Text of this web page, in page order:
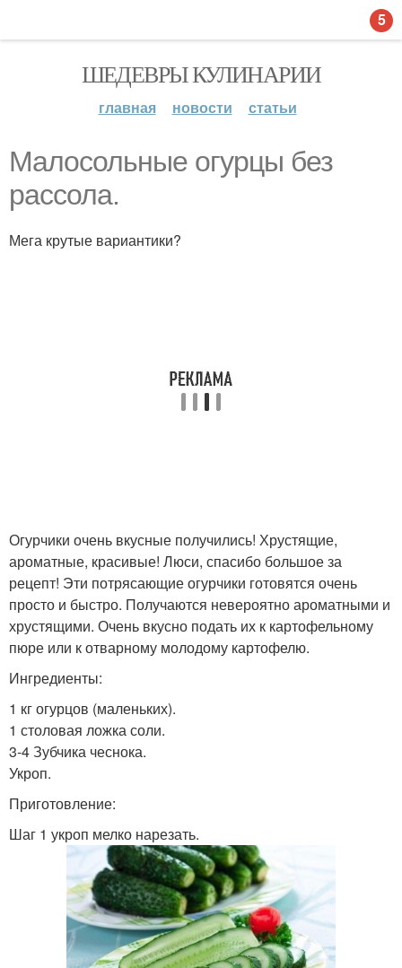
ШЕДЕВРЫ КУЛИНАРИИ
главная новости статьи
Малосольные огурцы без
рассола.
Мега крутые вариантики?
Огурчики очень вкусные получились! Хрустящие,
ароматные, красивые! Люси, спасибо большое за
рецепт! Эти потрясающие огурчики готовятся очень
просто и быстро. Получаются невероятно ароматными и
хрустящими. Очень вкусно подать их к картофельному
пюре или к отварному молодому картофелю.
Ингредиенты:
1 кг огурцов (маленьких).
1 столовая ложка соли.
3-4 Зубчика чеснока.
Укроп.
Приготовление:
Шаг 1 укроп мелко нарезать.
5